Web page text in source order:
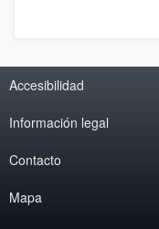
Accesibilidad
Información legal
Contacto
Mapa